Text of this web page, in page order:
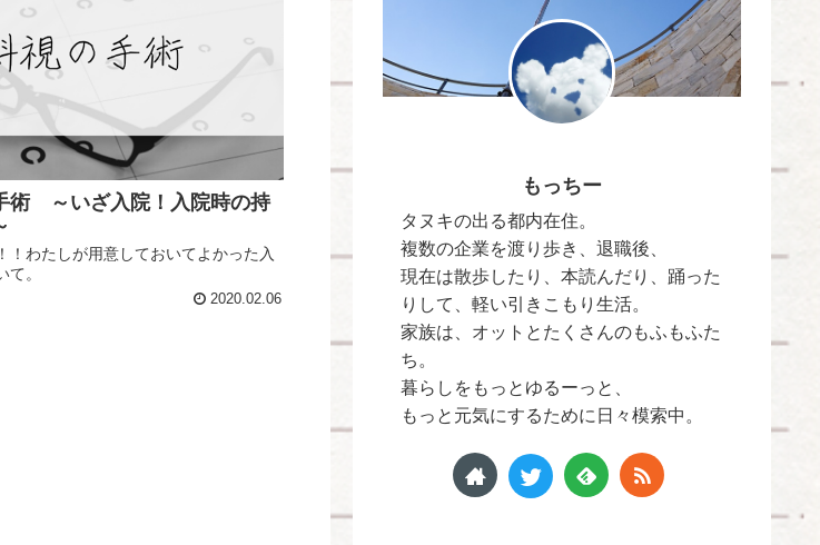
術 ～いざ入院！入院時の持
！わたしが用意しておいてよかった入
。
2020.02.06
もっちー
タヌキの出る都内在住。
複数の企業を渡り歩き、退職後、
現在は散歩したり、本読んだり、踊った
りして、軽い引きこもり生活。
家族は、オットとたくさんのもふもふた
ち。
暮らしをもっとゆるーっと、
もっと元気にするために日々模索中。